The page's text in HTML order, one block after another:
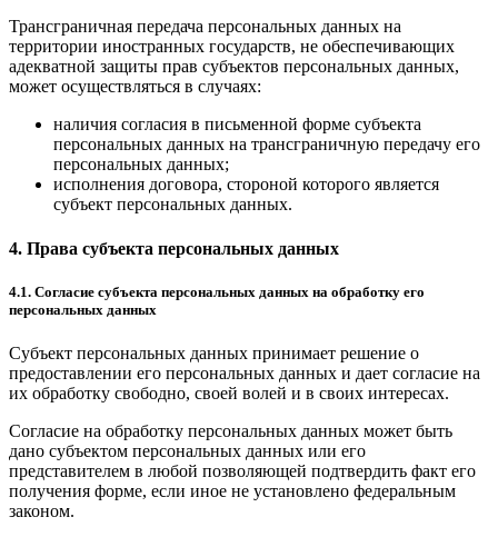
Трансграничная передача персональных данных на
территории иностранных государств, не обеспечивающих
адекватной защиты прав субъектов персональных данных,
может осуществляться в случаях:
наличия согласия в письменной форме субъекта
персональных данных на трансграничную передачу его
персональных данных;
исполнения договора, стороной которого является
субъект персональных данных.
4. Права субъекта персональных данных
4.1. Согласие субъекта персональных данных на обработку его
персональных данных
Субъект персональных данных принимает решение о
предоставлении его персональных данных и дает согласие на
их обработку свободно, своей волей и в своих интересах.
Согласие на обработку персональных данных может быть
дано субъектом персональных данных или его
представителем в любой позволяющей подтвердить факт его
получения форме, если иное не установлено федеральным
законом.